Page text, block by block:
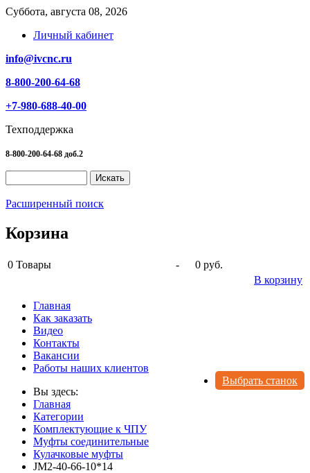
Суббота, августа 08, 2026
Личный кабинет
info@ivcnc.ru
8-800-200-64-68
+7-980-688-40-00
Техподдержка
8-800-200-64-68 доб.2
Расширенный поиск
Корзина
0 Товары -
0 руб.
В корзину
Главная
Как заказать
Видео
Контакты
Вакансии
Работы наших клиентов
Выбрать станок
Вы здесь:
Главная
Категории
Комплектующие к ЧПУ
Муфты соединительные
Кулачковые муфты
JM2-40-66-10*14